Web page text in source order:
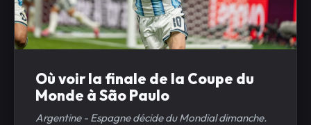
Où voir la finale de la Coupe du
Monde à São Paulo
Argentine - Espagne décide du Mondial dimanche.